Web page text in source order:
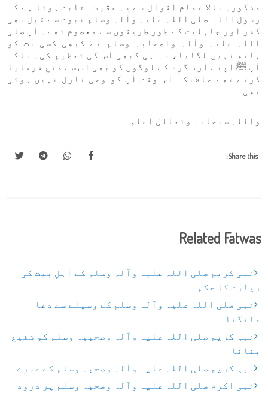
مذکورہ بالا تمام اقوال سے یہ عقیدہ ثابت ہوتا ہے کہ
رسول اللہ صلی اللہ علیہ وآلہ وسلم نبوت سے قبل بھی
کفر اور جاہلیت کے طور طریقوں سے معصوم تھے۔ آپ صلی
اللہ علیہ وآلہ واصحابہ وسلم نے کبھی کسی بت کو
ہاتھ نہیں لگایا، نہ ہی کبھی اس کی تعظیم کی۔ بلکہ
آپ ﷺ اپنے ارد گرد کے لوگوں کو بھی اس سے منع فرمایا
کرتے تھے حالانکہ اس وقت آپ کو وحی نازل نہیں ہوئی
تھی۔
واللہ سبحانہ وتعالیٰ اعلم۔
Share this:
Related Fatwas
نبی کریم صلی اللہ علیہ وآلہ وسلم کے اہلِ بیت کی
زیارت کا حکم
نبی صلی اللہ علیہ وآلہ وسلم کے وسیلے سے دعا
مانگنا
نبی کریم صلی اللہ علیہ وآلہ وصحبیہ وسلم کو شفیع
بنانا
نبی کریم صلی اللہ علیہ وآلہ وصحبہ وسلم کے عمرے
نبی اکرم صلی اللہ علیہ وآلہ وصحبہ وسلم پر درود